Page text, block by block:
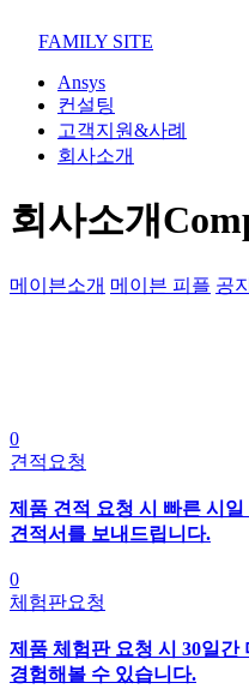
FAMILY SITE
Ansys
컨설팅
고객지원&사례
회사소개
회사소개
메이븐소개 메이븐 피플 공
0
견적요청
제품 견적 요청 시 빠른 시일
견적서를 보내드립니다.
0
체험판요청
제품 체험판 요청 시 30일간
경험해볼 수 있습니다.